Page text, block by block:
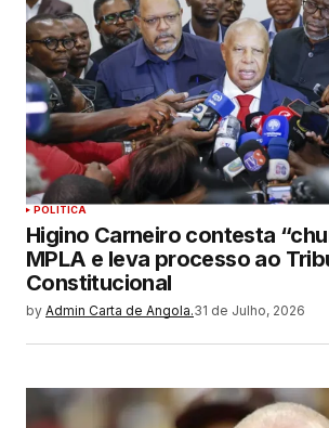
POLITICA
Higino Carneiro contesta
MPLA e leva processo ao
Constitucional
by Admin Carta de Angola.31 de Julho, 2026